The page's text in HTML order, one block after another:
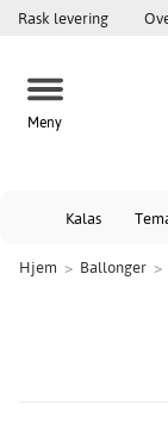
Rask levering
Meny
Kalas
Hjem > Ballonger >